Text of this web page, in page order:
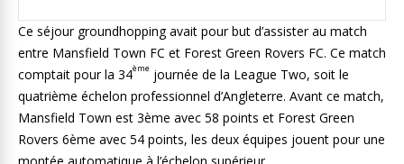
Ce séjour groundhopping avait pour but d’assister au match
entre Mansfield Town FC et Forest Green Rovers FC. Ce match
comptait pour la 34ème journée de la League Two, soit le
quatrième échelon professionnel d’Angleterre. Avant ce match,
Mansfield Town est 3ème avec 58 points et Forest Green
Rovers 6ème avec 54 points, les deux équipes jouent pour une